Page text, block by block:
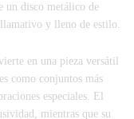
un disco metálico de
y lleno de estilo.
en una pieza versátil
como conjuntos más
especiales. El
mientras que su